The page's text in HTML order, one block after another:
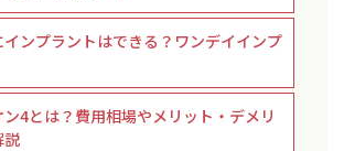
ンプラントはできる？ワンデイインプ
4とは？費用相場やメリット・デメリ
説